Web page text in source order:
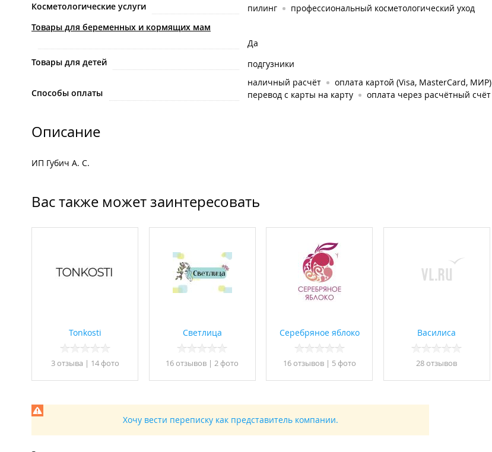
Косметологические услуги
пилинг
профессиональный косметологический уход
Товары для беременных и кормящих мам
Да
Товары для детей
подгузники
Способы оплаты
наличный расчёт оплата картой (Visa, MasterCard, МИР)
перевод с карты на карту
оплата через расчётный счёт
Описание
ИП Губич А. С.
Вас также может заинтересовать
Tonkosti
3 отзывa | 14 фото
Светлица
16 отзывов | 2 фото
Серебряное яблоко
16 отзывов| 5 фото
Василиса
28 отзывов
Хочу вести переписку как представитель компании.